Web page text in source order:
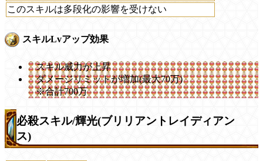
このスキルは多段化の影響を受けない
スキルLvアップ効果
スキル威力が上昇
ダメージリミットが増加(最大70万)
※合計700万
必殺スキル/輝光(ブリリアントレイディアン
ス)